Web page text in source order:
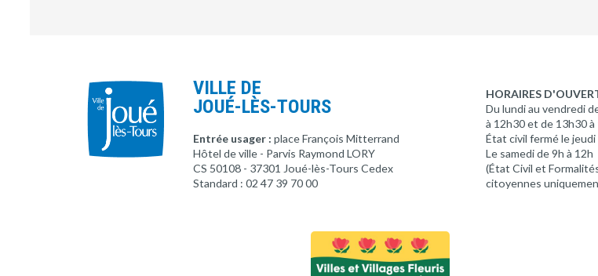
VILLE DE
JOUÉ-LÈS-TOURS
Entrée usager : place François Mitterrand
Hôtel de ville - Parvis Raymond LORY
CS 50108 - 37301 Joué-lès-Tours Cedex
Standard : 02 47 39 70 00
HORAIRES
Du lundi au vendredi
à 12h30 et de 13h30 à
État civil fermé le jeudi
Le samedi de 9h à 12h
(État Civil et
citoyennes